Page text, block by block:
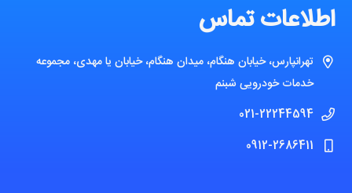
اطلاعات تماس
تهرانپارس، خیابان هنگام، میدان هنگام، خیابان یا مهدی، مجموعه
خدمات خودرویی شبنم
021-22244594
0912-2686411